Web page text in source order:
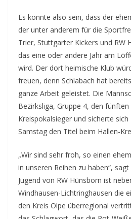
Es könnte also sein, dass der
der unter anderem für die
Trier, Stuttgarter Kickers und RW
das eine oder andere Jahr am
wird. Der dort heimische Klub
freuen, denn Schlabach hat
ganze Arbeit geleistet. Die
Bezirksliga, Gruppe 4, den
Kreispokalsieger und sicherte
Samstag den Titel beim Hallen-
„Wir sind sehr froh, so einen
in unseren Reihen zu haben“,
Jugend von RW Hünsborn ist
Windhausen-Lichtringhausen die
den Kreis Olpe überregional